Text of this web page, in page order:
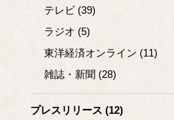
テレビ (39)
ラジオ (5)
東洋経済オンライン (11)
雑誌・新聞 (28)
プレスリリース (12)